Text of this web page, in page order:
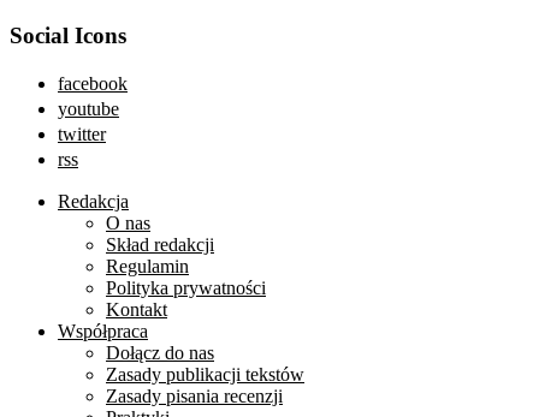
Social Icons
facebook
youtube
twitter
rss
Redakcja
O nas
Skład redakcji
Regulamin
Polityka prywatności
Kontakt
Współpraca
Dołącz do nas
Zasady publikacji tekstów
Zasady pisania recenzji